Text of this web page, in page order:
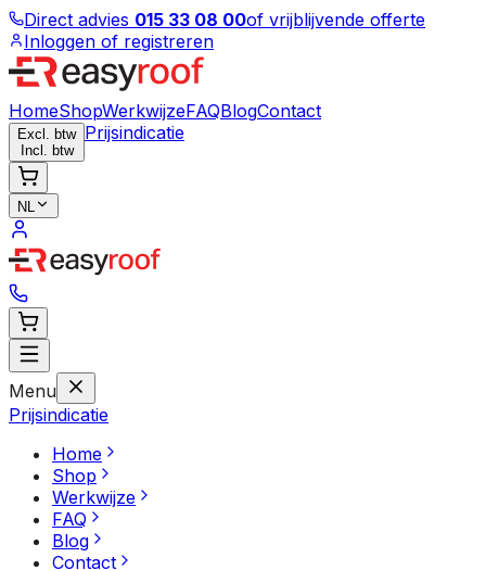
Direct advies 015 33 08 00of vrijblijvende offerte
Inloggen of registreren
HomeShopWerkwijzeFAQBlogContact
Excl. btw
Incl. btw
Prijsindicatie
NL
Menu
Prijsindicatie
Home
Shop
Werkwijze
FAQ
Blog
Contact